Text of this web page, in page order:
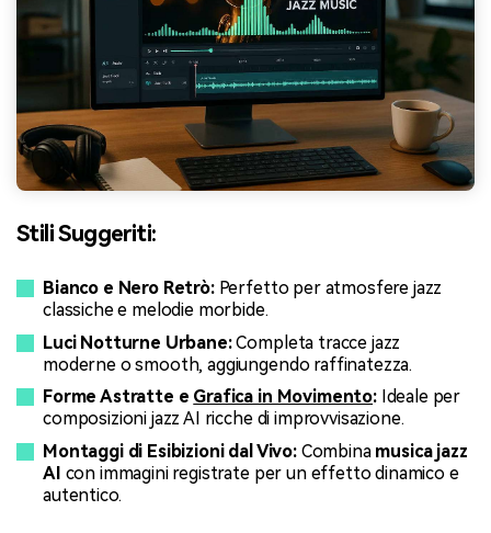
Stili Suggeriti:
Bianco e Nero Retrò:Perfetto per atmosfere jazz
classiche e melodie morbide.
Luci Notturne Urbane:Completa tracce jazz
moderne o smooth, aggiungendo raffinatezza.
Forme Astratte e Grafica in Movimento:Ideale per
composizioni jazz AI ricche di improvvisazione.
Montaggi di Esibizioni dal Vivo:Combina musica jazz
AI con immagini registrate per un effetto dinamico e
autentico.